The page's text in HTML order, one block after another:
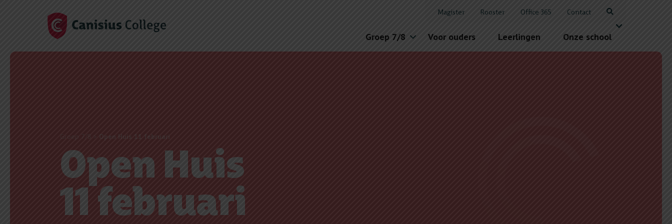
Magister Rooster Office 365 Contact
Groep 7/8 Voor ouders Leerlingen Onze school
Groep 7/8 > Open Huis 11 februari
Open Huis
11 februari